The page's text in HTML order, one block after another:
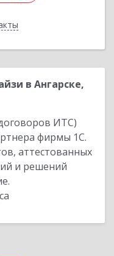
в Ангарске,
ИТС)
фирмы 1С.
аттестованных
и решений